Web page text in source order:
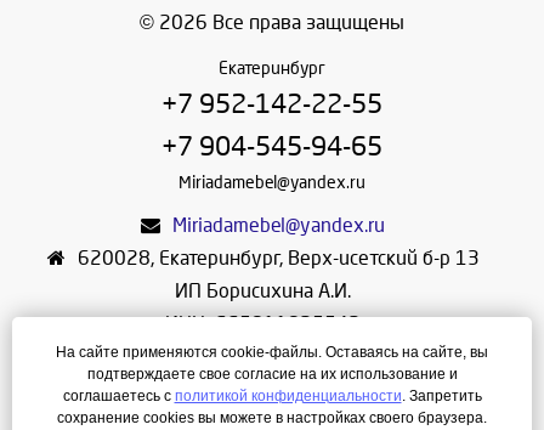
© 2026 Все права защищены
Екатеринбург
+7 952-142-22-55
+7 904-545-94-65
Miriadamebel@yandex.ru
Miriadamebel@yandex.ru
620028, Екатеринбург, Верх-исетский б-р 13
ИП Борисихина А.И.
ИНН: 665811825542
ОГРНИП: 312665804600057
Режим работы: Ежедневно с 10-30 до 19-30
На сайте применяются cookie-файлы. Оставаясь на сайте, вы
подтверждаете свое согласие на их использование и
соглашаетесь с политикой конфиденциальности. Запретить
сохранение cookies вы можете в настройках своего браузера.